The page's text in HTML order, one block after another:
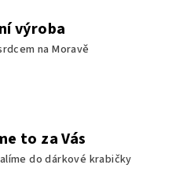
výroba
na Moravě
to za Vás
do dárkové krabičky